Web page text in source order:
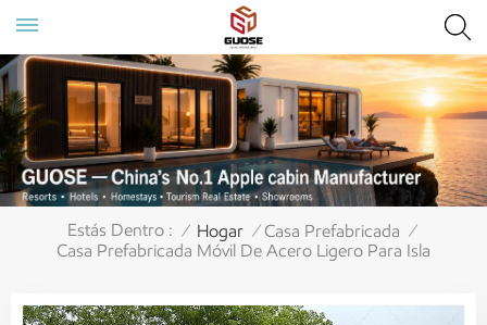
Estás Dentro : / Hogar / Casa Prefabricada /
Casa Prefabricada Móvil De Acero Ligero Para Isla